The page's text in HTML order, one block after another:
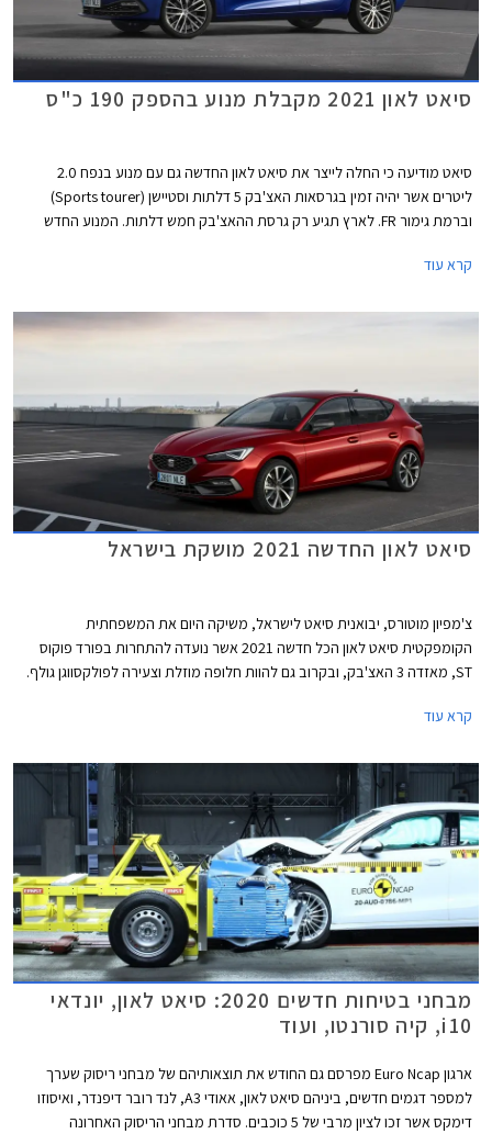
סיאט לאון 2021 מקבלת מנוע בהספק 190 כ"ס
סיאט מודיעה כי החלה לייצר את סיאט לאון החדשה גם עם מנוע בנפח 2.0
ליטרים אשר יהיה זמין בגרסאות האצ'בק 5 דלתות וסטיישן (Sports tourer)
וברמת גימור FR. לארץ תגיע רק גרסת ההאצ'בק חמש דלתות. המנוע החדש
קרא עוד
סיאט לאון החדשה 2021 מושקת בישראל
צ'מפיון מוטורס, יבואנית סיאט לישראל, משיקה היום את המשפחתית
הקומפקטית סיאט לאון הכל חדשה 2021 אשר נועדה להתחרות בפורד פוקוס
ST, מאזדה 3 האצ'בק, ובקרוב גם להוות חלופה מוזלת וצעירה לפולקסווגן גולף.
גרסת 3 דלתות לא תוצע, בהתאם למגמה העולמית שהחלה לפני מספר שנים
עקב ירידה בביקושים.
קרא עוד
מבחני בטיחות חדשים 2020: סיאט לאון, יונדאי
i10, קיה סורנטו, ועוד
ארגון Euro Ncap מפרסם גם החודש את תוצאותיהם של מבחני ריסוק שערך
למספר דגמים חדשים, ביניהם סיאט לאון, אאודי A3, לנד רובר דיפנדר, ואיסוזו
דימקס אשר זכו לציון מרבי של 5 כוכבים. סדרת מבחני הריסוק האחרונה